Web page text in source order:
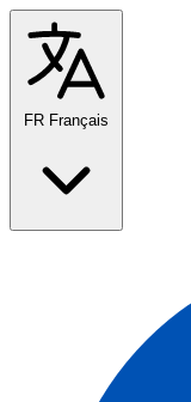
FR Français